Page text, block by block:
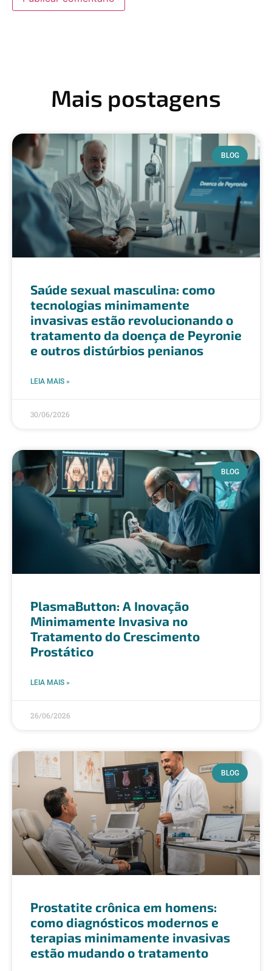
Mais postagens
BLOG
Saúde sexual masculina: como
tecnologias minimamente
invasivas estão revolucionando o
tratamento da doença de Peyronie
e outros distúrbios penianos
LEIA MAIS »
30/06/2026
BLOG
PlasmaButton: A Inovação
Minimamente Invasiva no
Tratamento do Crescimento
Prostático
LEIA MAIS »
26/06/2026
BLOG
Prostatite crônica em homens:
como diagnósticos modernos e
terapias minimamente invasivas
estão mudando o tratamento